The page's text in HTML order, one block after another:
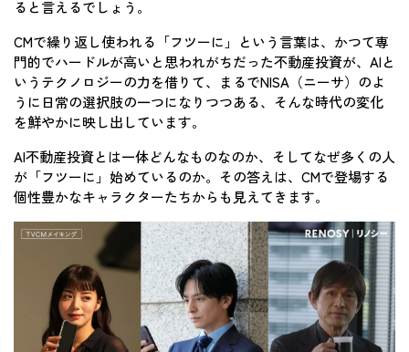
ると言えるでしょう。
CMで繰り返し使われる「フツーに」という言葉は、かつて専
門的でハードルが高いと思われがちだった不動産投資が、AIと
いうテクノロジーの力を借りて、まるでNISA（ニーサ）のよ
うに日常の選択肢の一つになりつつある、そんな時代の変化
を鮮やかに映し出しています。
AI不動産投資とは一体どんなものなのか、そしてなぜ多くの人
が「フツーに」始めているのか。その答えは、CMで登場する
個性豊かなキャラクターたちからも見えてきます。